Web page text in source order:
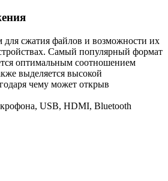
сжатия файлов и возможности их
Самый популярный формат
оптимальным соотношением
выделяется высокой
чему может открыв
USB, HDMI, Bluetooth